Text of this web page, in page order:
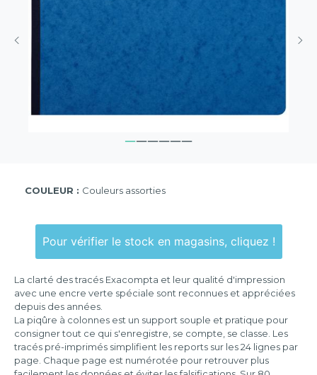
COULEUR : Couleurs assorties
Pour vérifier le stock en magasins, cliquez !
La clarté des tracés Exacompta et leur qualité d'impression
avec une encre verte spéciale sont reconnues et appréciées
depuis des années.
La piqûre à colonnes est un support souple et pratique pour
consigner tout ce qui s'enregistre, se compte, se classe. Les
tracés pré-imprimés simplifient les reports sur les 24 lignes par
page. Chaque page est numérotée pour retrouver plus